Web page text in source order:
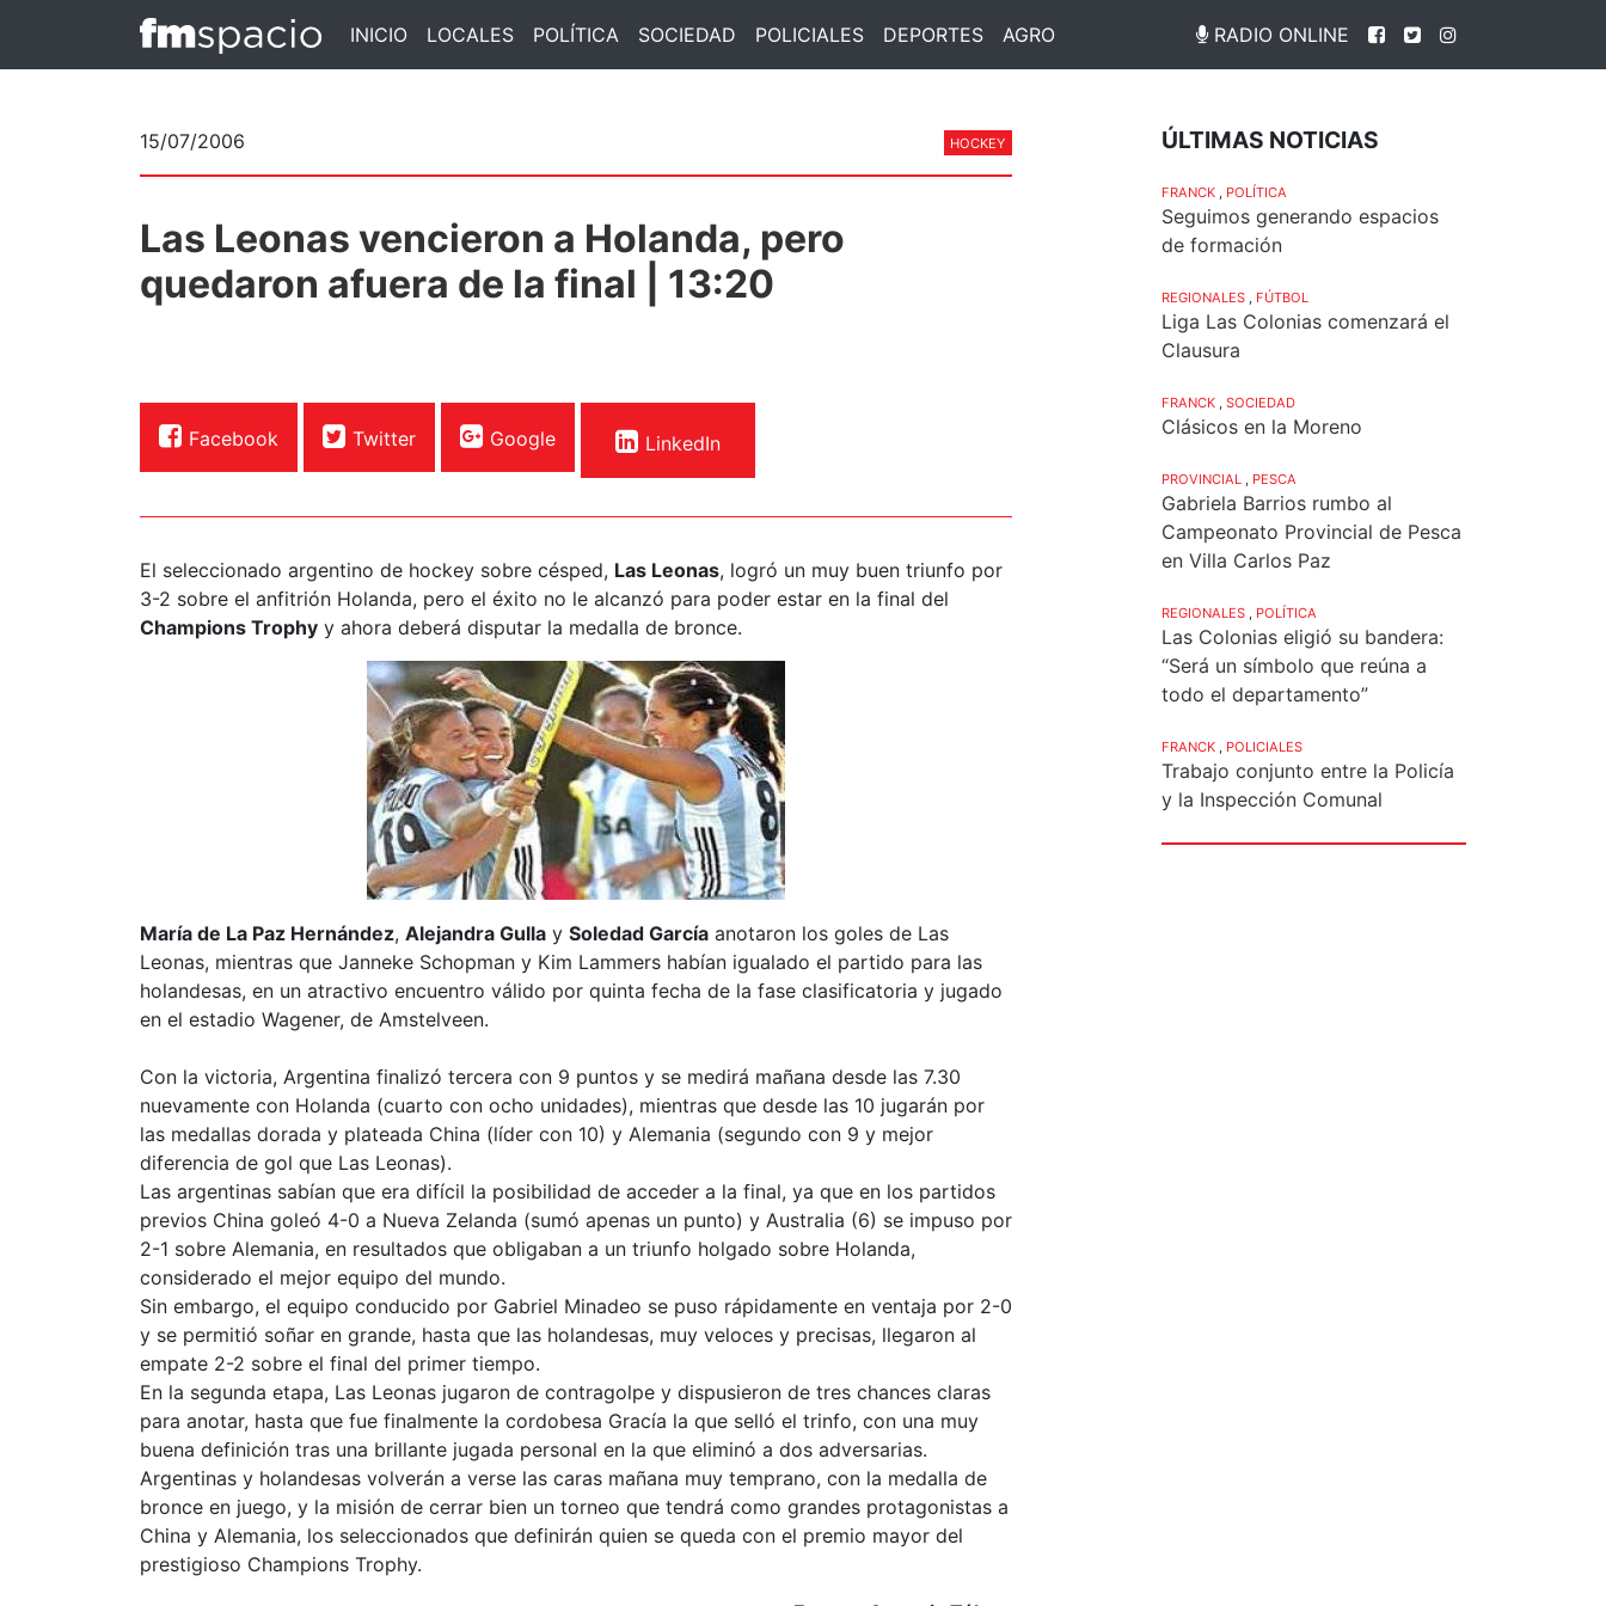
INICIO LOCALES POLÍTICA SOCIEDAD POLICIALES DEPORTES AGRO RADIO ONLINE
15/07/2006 HOCKEY
Las Leonas vencieron a Holanda, pero
quedaron afuera de la final | 13:20
Facebook Twitter Google LinkedIn
El seleccionado argentino de hockey sobre césped, Las Leonas, logró un muy buen triunfo por
3-2 sobre el anfitrión Holanda, pero el éxito no le alcanzó para poder estar en la final del
Champions Trophy y ahora deberá disputar la medalla de bronce.
María de La Paz Hernández, Alejandra Gulla y Soledad García anotaron los goles de Las
Leonas, mientras que Janneke Schopman y Kim Lammers habían igualado el partido para las
holandesas, en un atractivo encuentro válido por quinta fecha de la fase clasificatoria y jugado
en el estadio Wagener, de Amstelveen.
Con la victoria, Argentina finalizó tercera con 9 puntos y se medirá mañana desde las 7.30
nuevamente con Holanda (cuarto con ocho unidades), mientras que desde las 10 jugarán por
las medallas dorada y plateada China (líder con 10) y Alemania (segundo con 9 y mejor
diferencia de gol que Las Leonas).
Las argentinas sabían que era difícil la posibilidad de acceder a la final, ya que en los partidos
previos China goleó 4-0 a Nueva Zelanda (sumó apenas un punto) y Australia (6) se impuso por
2-1 sobre Alemania, en resultados que obligaban a un triunfo holgado sobre Holanda,
considerado el mejor equipo del mundo.
Sin embargo, el equipo conducido por Gabriel Minadeo se puso rápidamente en ventaja por 2-0
y se permitió soñar en grande, hasta que las holandesas, muy veloces y precisas, llegaron al
empate 2-2 sobre el final del primer tiempo.
En la segunda etapa, Las Leonas jugaron de contragolpe y dispusieron de tres chances claras
para anotar, hasta que fue finalmente la cordobesa Gracía la que selló el trinfo, con una muy
buena definición tras una brillante jugada personal en la que eliminó a dos adversarias.
Argentinas y holandesas volverán a verse las caras mañana muy temprano, con la medalla de
bronce en juego, y la misión de cerrar bien un torneo que tendrá como grandes protagonistas a
China y Alemania, los seleccionados que definirán quien se queda con el premio mayor del
prestigioso Champions Trophy.
ÚLTIMAS NOTICIAS
FRANCK POLÍTICA
Seguimos generando espacios
de formación
REGIONALES FÚTBOL
Liga Las Colonias comenzará el
Clausura
FRANCK SOCIEDAD
Clásicos en la Moreno
PROVINCIAL PESCA
Gabriela Barrios rumbo al
Campeonato Provincial de Pesca
en Villa Carlos Paz
REGIONALES POLÍTICA
Las Colonias eligió su bandera:
“Será un símbolo que reúna a
todo el departamento”
FRANCK POLICIALES
Trabajo conjunto entre la Policía
y la Inspección Comunal